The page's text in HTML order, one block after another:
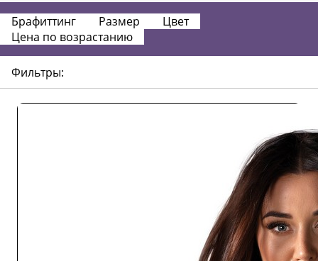
Брафиттинг Размер
Цвет
Цена по возрастанию
Фильтры: